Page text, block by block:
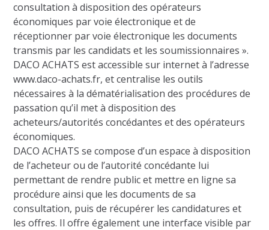
consultation à disposition des opérateurs
économiques par voie électronique et de
réceptionner par voie électronique les documents
transmis par les candidats et les soumissionnaires ».
DACO ACHATS est accessible sur internet à l’adresse
www.daco-achats.fr, et centralise les outils
nécessaires à la dématérialisation des procédures de
passation qu’il met à disposition des
acheteurs/autorités concédantes et des opérateurs
économiques.
DACO ACHATS se compose d’un espace à disposition
de l’acheteur ou de l’autorité concédante lui
permettant de rendre public et mettre en ligne sa
procédure ainsi que les documents de sa
consultation, puis de récupérer les candidatures et
les offres. Il offre également une interface visible par